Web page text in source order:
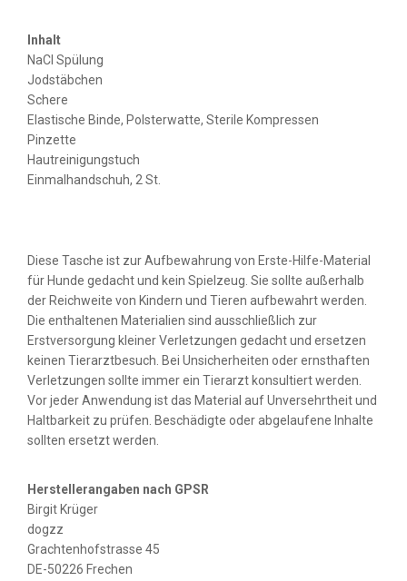
Inhalt
NaCl Spülung
Jodstäbchen
Schere
Elastische Binde, Polsterwatte, Sterile Kompressen
Pinzette
Hautreinigungstuch
Einmalhandschuh, 2 St.
Diese Tasche ist zur Aufbewahrung von Erste-Hilfe-Material
für Hunde gedacht und kein Spielzeug. Sie sollte außerhalb
der Reichweite von Kindern und Tieren aufbewahrt werden.
Die enthaltenen Materialien sind ausschließlich zur
Erstversorgung kleiner Verletzungen gedacht und ersetzen
keinen Tierarztbesuch. Bei Unsicherheiten oder ernsthaften
Verletzungen sollte immer ein Tierarzt konsultiert werden.
Vor jeder Anwendung ist das Material auf Unversehrtheit und
Haltbarkeit zu prüfen. Beschädigte oder abgelaufene Inhalte
sollten ersetzt werden.
Herstellerangaben nach GPSR
Birgit Krüger
dogzz
Grachtenhofstrasse 45
DE-50226 Frechen